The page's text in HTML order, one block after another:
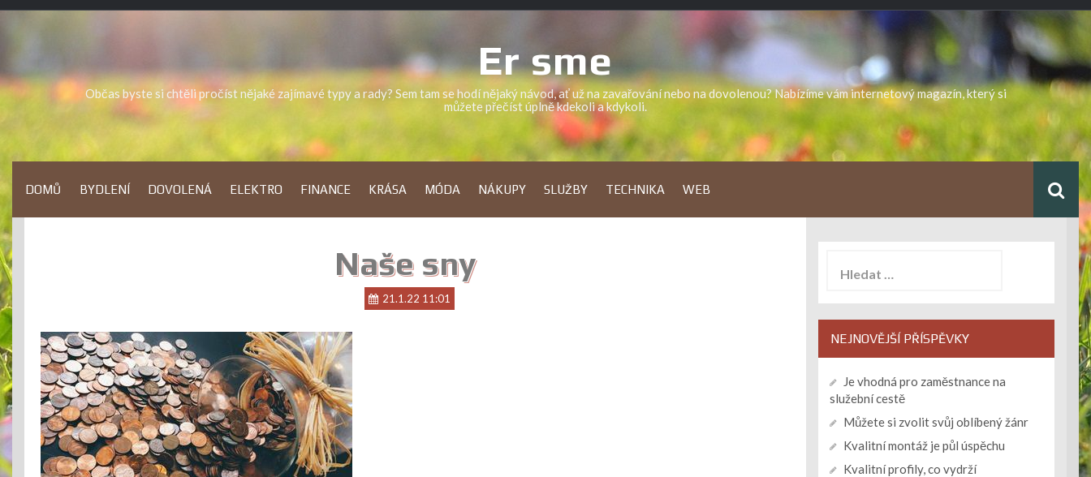
Skip
Er sme
Občas byste si chtěli pročíst nějaké zajímavé typy a rady? Sem tam se hodí nějaký návod, ať už na zavařování nebo na dovolenou? Nabízíme vám internetový magazín, který si
můžete přečíst úplně kdekoli a kdykoli.
DOMŮ BYDLENÍ DOVOLENÁ ELEKTRO FINANCE KRÁSA MÓDA NÁKUPY SLUŽBY TECHNIKA WEB
Naše sny
21.1.22 11:01
NEJNOVĚJŠÍ PŘÍSPĚVKY
Je vhodná pro zaměstnance na
služební cestě
Můžete si zvolit svůj oblíbený žánr
Kvalitní montáž je půl úspěchu
Kvalitní profily, co vydrží